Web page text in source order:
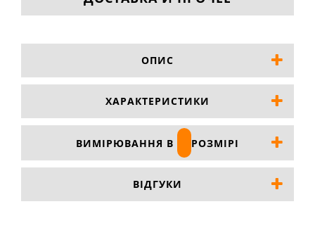
ОПИС
ХАРАКТЕРИСТИКИ
ВИМІРЮВАННЯ В РОЗМІРІ
ВІДГУКИ